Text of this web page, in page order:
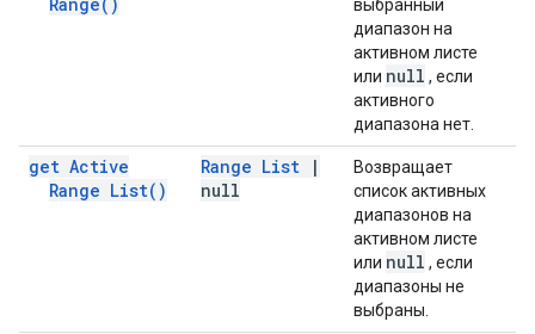
выбранный
диапазон на
активном листе
или null , если
активного
диапазона нет.
get Active
Range List( )
Range List
|
null
Возвращает
список активных
диапазонов на
активном листе
или null , если
диапазоны не
выбраны.